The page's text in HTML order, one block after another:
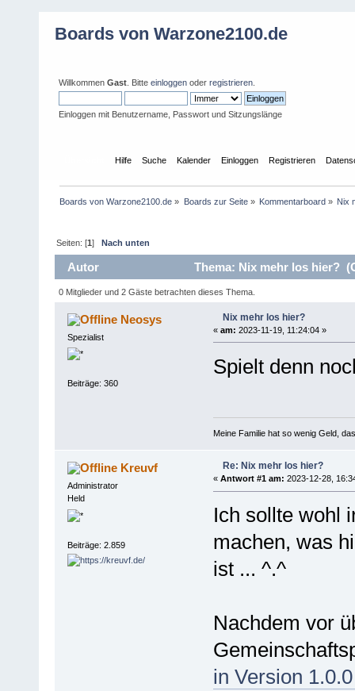
Boards von Warzone2100.de
Willkommen Gast . Bitte einloggen oder registrieren
Einloggen mit Benutzername, Passwort und Sitzungslänge
Hilfe Suche Kalender Einloggen Registrieren
Boards von Warzone2100.de » Boards zur Seite» Kommentarboard» Nix
Seiten: [1]Nach unten
Autor Thema: Nix mehr los hier?
0 Mitglieder und 2 Gäste betrachten dieses Thema.
Neosys
Spezialist
Beiträge: 360
Nix mehr los hier?
« am: 2023-11-19, 11:24:04 »
Spielt denn
Meine Familie hat so wenig Geld,
Kreuvf
Administrator
Held
Beiträge: 2.859
Re: Nix mehr los hier?
« Antwort #1 am: 2023-12-28,
Ich sollte wohl
machen, was
ist ... ^.^
Nachdem vor
in Version